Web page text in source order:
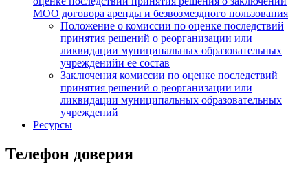
МОО договора аренды и безвозмездного пользования
Положение о комиссии по оценке последствий
принятия решений о реорганизации или
ликвидации муниципальных образовательных
учрежденийи ее состав
Заключения комиссии по оценке последствий
принятия решений о реорганизации или
ликвидации муниципальных образовательных
учреждений
Ресурсы
Телефон доверия